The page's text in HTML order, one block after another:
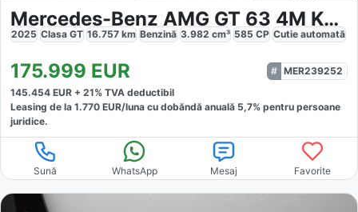
Mercedes-Benz AMG GT 63 4M Keramik Aerodynamik 21 NIGHTII
2025 Clasa GT 16.757 km Benzină 3.982 cm³ 585 CP Cutie automată
175.999 EUR
MER239252
145.454 EUR + 21% TVA deductibil
Leasing de la 1.770 EUR/luna cu dobăndă anuală 5,7% pentru persoane
juridice.
Sună WhatsApp Mesaj Favorite